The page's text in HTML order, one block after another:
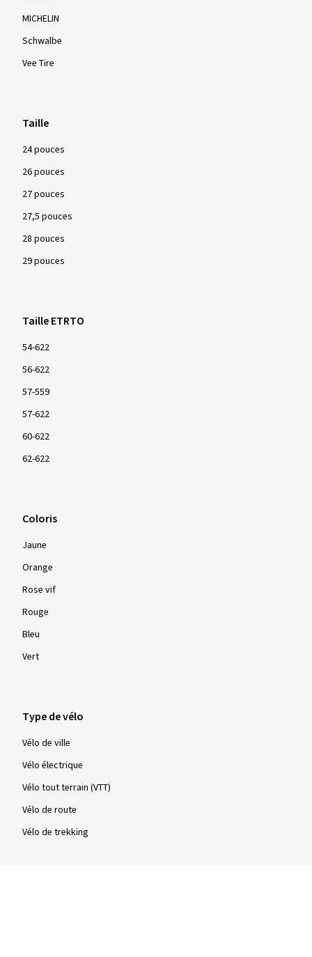
MICHELIN
Schwalbe
Vee Tire
Taille
24 pouces
26 pouces
27 pouces
27,5 pouces
28 pouces
29 pouces
Taille ETRTO
54-622
56-622
57-559
57-622
60-622
62-622
Coloris
Jaune
Orange
Rose vif
Rouge
Bleu
Vert
Type de vélo
Vélo de ville
Vélo électrique
Vélo tout terrain (VTT)
Vélo de route
Vélo de trekking